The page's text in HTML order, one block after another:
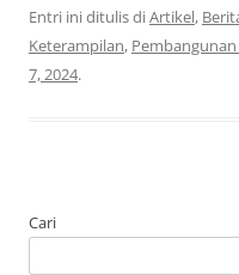
Entri ini ditulis diArtikel,
Keterampilan, Pembangunan
7, 2024.
Cari